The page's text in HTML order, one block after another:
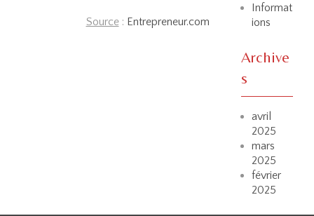
Source: Entrepreneur.com
Informat
ions
Archive
s
avril
2025
mars
2025
février
2025